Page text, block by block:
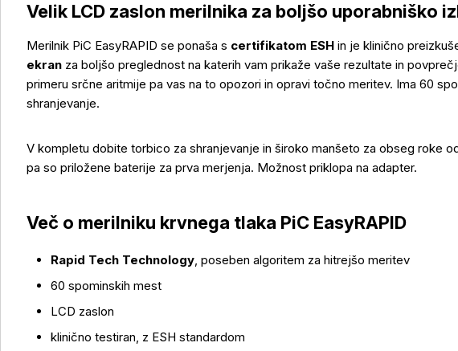
Velik LCD zaslon merilnika za boljšo uporabniško
Merilnik PiC EasyRAPID se ponaša s certifikatom ESH in je klinično
ekran za boljšo preglednost na katerih vam prikaže vaše rezultate in
primeru srčne aritmije pa vas na to opozori in opravi točno meritev. Ima 60
shranjevanje.
V kompletu dobite torbico za shranjevanje in široko manšeto za obseg roke
pa so priložene baterije za prva merjenja. Možnost priklopa na adapter.
Več o merilniku krvnega tlaka PiC EasyRAPID
Rapid Tech Technology, poseben algoritem za hitrejšo meritev
60 spominskih mest
LCD zaslon
klinično testiran, z ESH standardom